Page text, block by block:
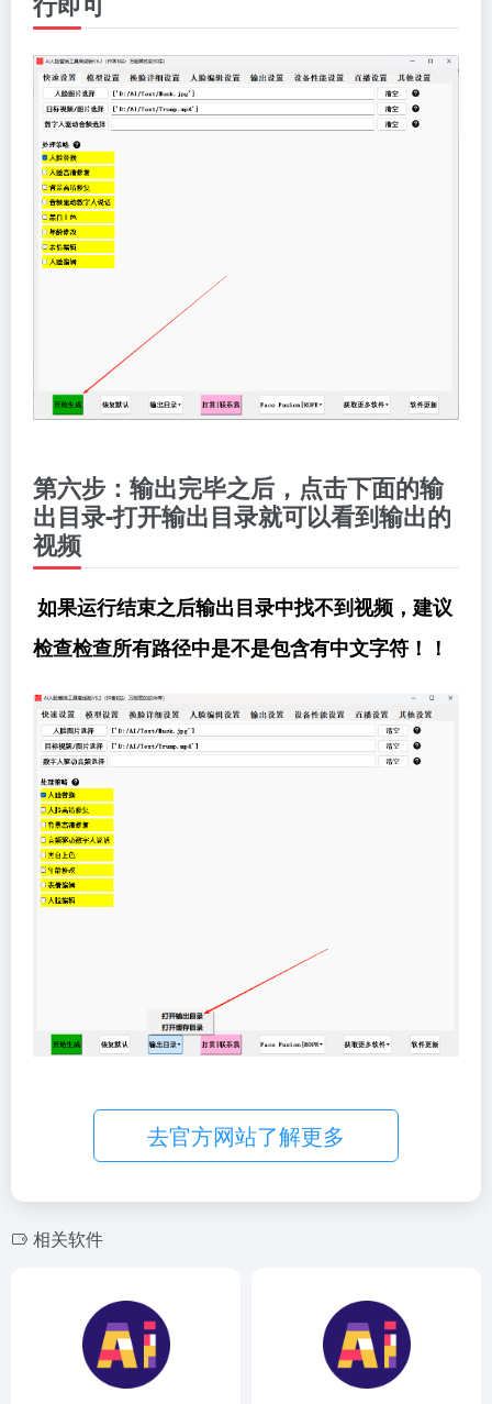
第六步：输出完毕之后，点击下面的输
出目录-打开输出目录就可以看到输出的
视频
如果运行结束之后输出目录中找不到视频，建议
检查检查所有路径中是不是包含有中文字符！！
去官方网站了解更多
相关软件